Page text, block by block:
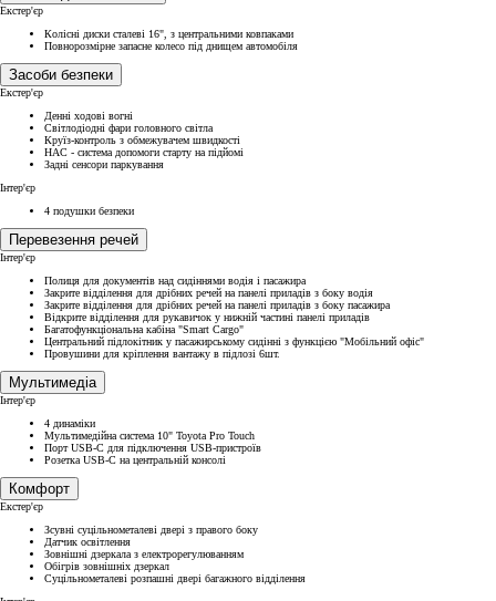
Екстер'єр
Колісні диски сталеві 16", з центральними ковпаками
Повнорозмірне запасне колесо під днищем автомобіля
Засоби безпеки
Екстер'єр
Денні ходові вогні
Світлодіодні фари головного світла
Круїз-контроль з обмежувачем швидкості
HAC - система допомоги старту на підйомі
Задні сенсори паркування
Інтер'єр
4 подушки безпеки
Перевезення речей
Інтер'єр
Полиця для документів над сидіннями водія і пасажира
Закрите відділення для дрібних речей на панелі приладів з боку водія
Закрите відділення для дрібних речей на панелі приладів з боку пасажира
Відкрите відділення для рукавичок у нижній частині панелі приладів
Багатофункціональна кабіна "Smart Cargo"
Центральний підлокітник у пасажирському сидінні з функцією "Мобільний офіс"
Провушини для кріплення вантажу в підлозі 6шт.
Мультимедіа
Інтер'єр
4 динаміки
Мультимедійна система 10" Toyota Pro Touch
Порт USB-C для підключення USB-пристроїв
Розетка USB-C на центральній консолі
Комфорт
Екстер'єр
Зсувні суцільнометалеві двері з правого боку
Датчик освітлення
Зовнішні дзеркала з електрорегулюванням
Обігрів зовнішніх дзеркал
Суцільнометалеві розпашні двері багажного відділення